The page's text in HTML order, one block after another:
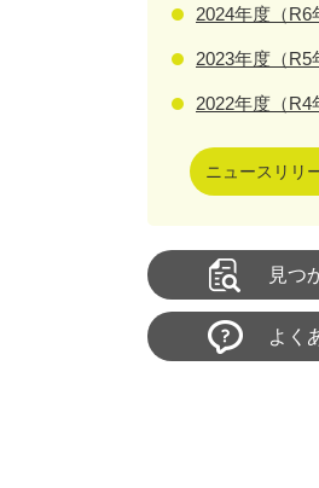
2024年度（R6
2023年度（R5
2022年度（R4
ニュースリリ
見つ
よく